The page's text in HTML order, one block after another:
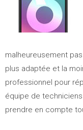
malheureusement
plus adaptée et la
professionnel pour
équipe de
prendre en compte